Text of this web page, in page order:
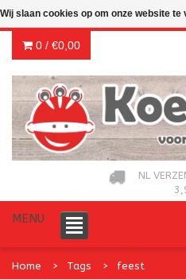
0 / €0,00
NL
MENU
Home Tags feest
Wij slaan cookies op om onze website